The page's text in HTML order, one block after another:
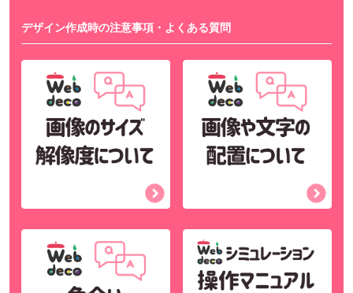
デザイン作成時の注意事項・よくある質問